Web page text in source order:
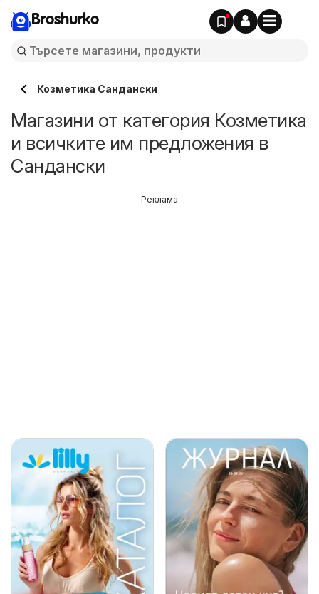
Broshurko
Козметика Сандански
Магазини от категория Козметика
и всичките им предложения в
Сандански
Реклама